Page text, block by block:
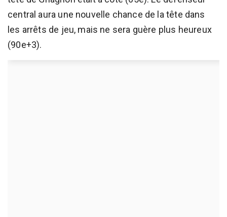
central aura une nouvelle chance de la tête dans
les arrêts de jeu, mais ne sera guère plus heureux
(90e+3).